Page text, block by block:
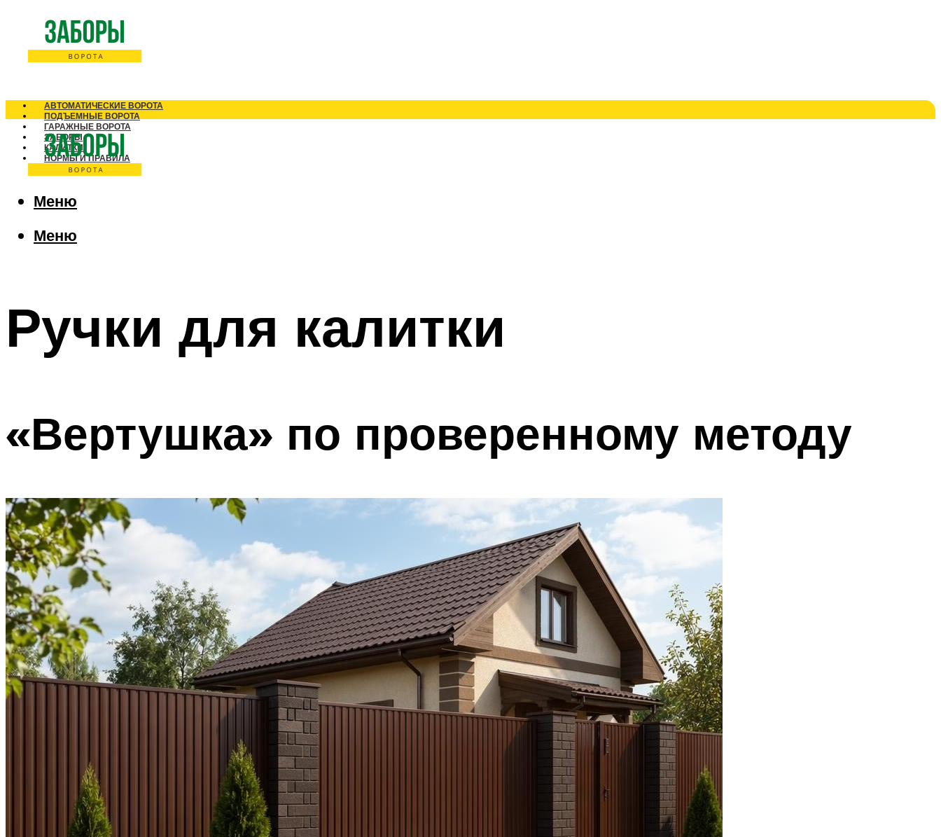
АВТОМАТИЧЕСКИЕ ВОРОТА
ПОДЪЕМНЫЕ ВОРОТА
ГАРАЖНЫЕ ВОРОТА
ЗАБОРЫ
КАЛИТКИ
НОРМЫ И ПРАВИЛА
Меню
Меню
Ручки для калитки
«Вертушка» по проверенному методу